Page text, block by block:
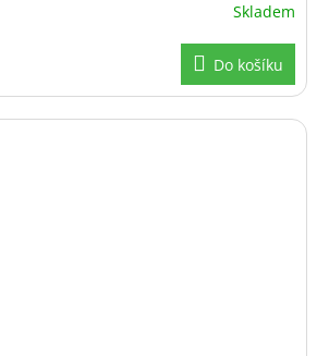
Skladem
Do košíku